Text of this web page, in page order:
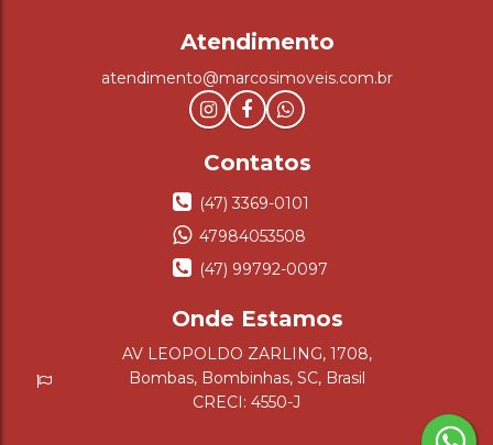
atendimento@marcosimoveis.com.br
(47) 3369-0101
47984053508
(47) 99792-0097
AV LEOPOLDO ZARLING, 1708,
Bombas, Bombinhas, SC, Brasil
CRECI: 4550-J